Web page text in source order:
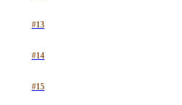
#13
#14
#15